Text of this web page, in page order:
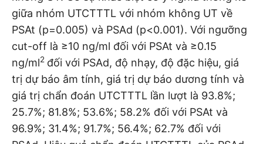
giữa nhóm UTCTTTL với nhóm không UT về
PSAt (p=0.005) và PSAd (p<0.001). Với ngưỡng
cut-off là ≥10 ng/ml đối với PSAt và ≥0.15
ng/ml2 đối với PSAd, độ nhạy, độ đặc hiệu, giá
trị dự báo âm tính, giá trị dự báo dương tính và
giá trị chẩn đoán UTCTTTL lần lượt là 93.8%;
25.7%; 81.8%; 53.6%; 58.2% đối với PSAt và
96.9%; 31.4%; 91.7%; 56.4%; 62.7% đối với